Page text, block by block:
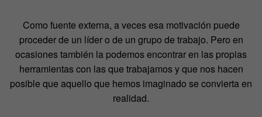
Como fuente externa, a veces esa motivación puede
proceder de un líder o de un grupo de trabajo. Pero en
ocasiones también la podemos encontrar en las propias
herramientas con las que trabajamos y que nos hacen
posible que aquello que hemos imaginado se convierta en
realidad.